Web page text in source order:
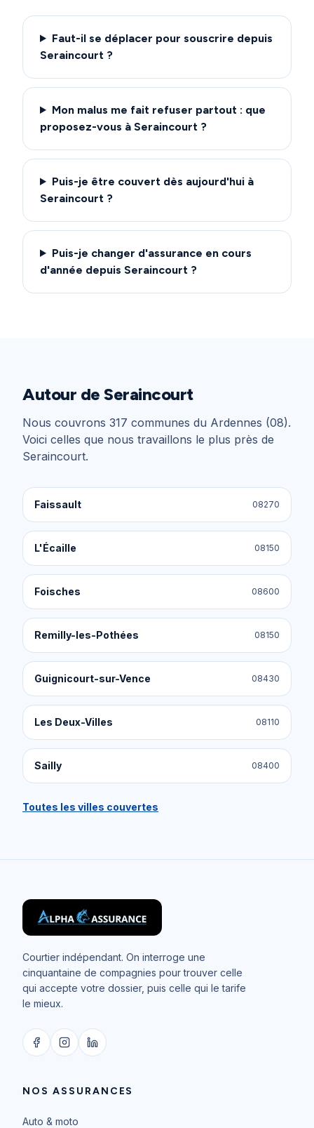
Faut-il se déplacer pour souscrire depuis
Seraincourt ?
Mon malus me fait refuser partout : que
proposez-vous à Seraincourt ?
Puis-je être couvert dès aujourd'hui à
Seraincourt ?
Puis-je changer d'assurance en cours
d'année depuis Seraincourt ?
Autour deSeraincourt
Nous couvrons 317 communes du Ardennes (08).
Voici celles que nous travaillons le plus près de
Seraincourt.
Faissault 08270
L'Écaille 08150
Foisches 08600
Remilly-les-Pothées 08150
Guignicourt-sur-Vence 08430
Les Deux-Villes 08110
Sailly 08400
Toutes les villes couvertes
Courtier indépendant. On interroge une
cinquantaine de compagnies pour trouver celle
qui accepte votre dossier, puis celle qui le tarife
le mieux.
NOS ASSURANCES
Auto & moto